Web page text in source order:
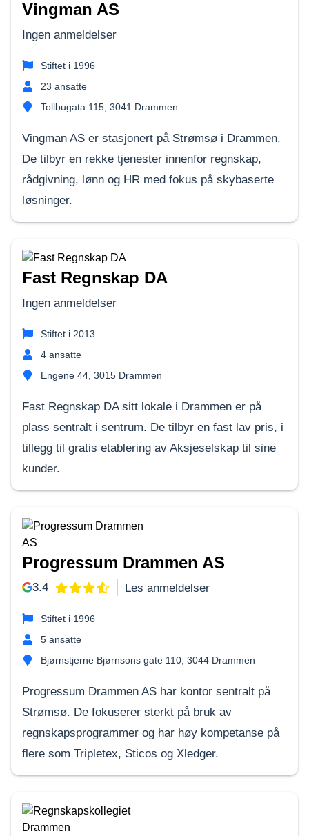
Vingman AS
Ingen anmeldelser
Stiftet i 1996
23 ansatte
Tollbugata 115, 3041 Drammen
Vingman AS er stasjonert på Strømsø i Drammen.
De tilbyr en rekke tjenester innenfor regnskap,
rådgivning, lønn og HR med fokus på skybaserte
løsninger.
Fast Regnskap DA
Ingen anmeldelser
Stiftet i 2013
4 ansatte
Engene 44, 3015 Drammen
Fast Regnskap DA sitt lokale i Drammen er på
plass sentralt i sentrum. De tilbyr en fast lav pris, i
tillegg til gratis etablering av Aksjeselskap til sine
kunder.
Progressum Drammen AS
3.4 Les anmeldelser
Stiftet i 1996
5 ansatte
Bjørnstjerne Bjørnsons gate 110, 3044 Drammen
Progressum Drammen AS har kontor sentralt på
Strømsø. De fokuserer sterkt på bruk av
regnskapsprogrammer og har høy kompetanse på
flere som Tripletex, Sticos og Xledger.